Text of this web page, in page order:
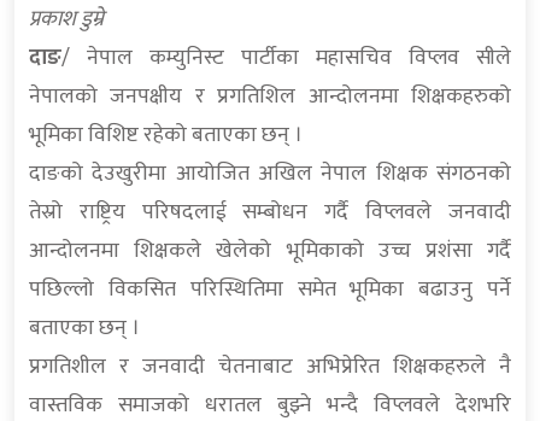
प्रकाश डुम्रे
दाङ/ नेपाल कम्युनिस्ट पार्टीका महासचिव विप्लव सीले
नेपालको जनपक्षीय र प्रगतिशिल आन्दोलनमा शिक्षकहरुको
भूमिका विशिष्ट रहेको बताएका छन् ।
दाङको देउखुरीमा आयोजित अखिल नेपाल शिक्षक संगठनको
तेस्रो राष्ट्रिय परिषदलाई सम्बोधन गर्दै विप्लवले जनवादी
आन्दोलनमा शिक्षकले खेलेको भूमिकाको उच्च प्रशंसा गर्दै
पछिल्लो विकसित परिस्थितिमा समेत भूमिका बढाउनु पर्ने
बताएका छन् ।
प्रगतिशील र जनवादी चेतनाबाट अभिप्रेरित शिक्षकहरुले नै
वास्तविक समाजको धरातल बुझ्ने भन्दै विप्लवले देशभरि